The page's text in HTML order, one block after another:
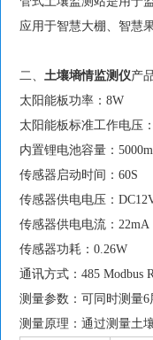
应用于智慧大棚、智慧
二、土壤墒情监测仪产
太阳能板功率：8W
太阳能板标准工作电压
内置锂电池容量：
传感器启动时间：60S
传感器供电电压：
传感器供电电流：22mA
传感器功耗：0.26W
通讯方式：485 Modbus
测量参数：可同时测量6
测量原理：通过测量土